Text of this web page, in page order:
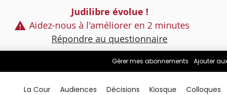
Judilibre évolue !
Aidez-nous à l'améliorer en 2 minutes
Répondre au questionnaire
Gérer mes abonnements Ajouter
La Cour Audiences Décisions Kiosque Colloques